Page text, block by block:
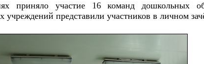
приняло участие 16 команд дошкольных
учреждений представили участников в личном